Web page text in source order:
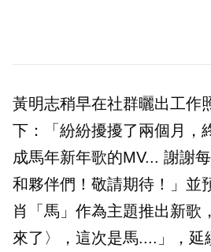
黃明志稍早在社群曬出工作
下：「紛紛擾擾了兩個月，
成馬年新年歌的MV... 謝謝
和夥伴們！敬請期待！」並
肖「馬」作為主題推出新歌
來了〉，這次是馬....」，延